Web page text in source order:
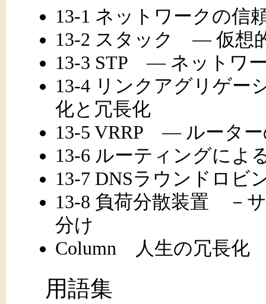
13-1 ネットワークの信
13-2 スタック ― 仮想
13-3 STP ― ネットワ
13-4 リンクアグリゲ
化と冗長化
13-5 VRRP ― ルーター
13-6 ルーティングによ
13-7 DNSラウンドロ
13-8 負荷分散装置 －
分け
Column 人生の冗長化
用語集